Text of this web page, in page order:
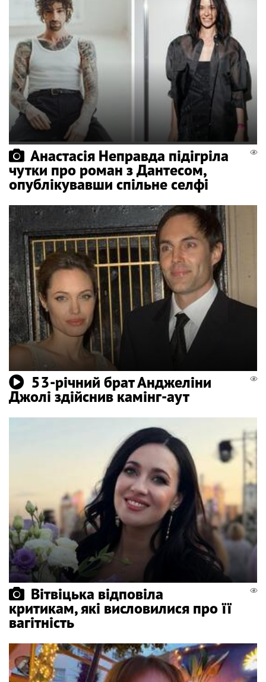
Анастасія Неправда підігріла
чутки про роман з Дантесом,
опублікувавши спільне селфі
53-річний брат Анджеліни
Джолі здійснив камінг-аут
Вітвіцька відповіла
критикам, які висловилися про її
вагітність